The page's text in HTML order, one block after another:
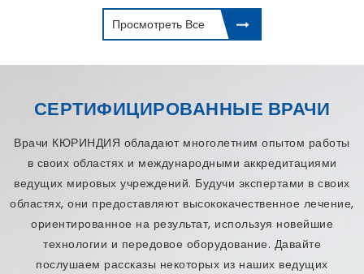
Просмотреть Все
СЕРТИФИЦИРОВАННЫЕ ВРАЧИ
Врачи КЮРИНДИЯ обладают многолетним опытом работы
в своих областях и международными аккредитациями
ведущих мировых учреждений. Будучи экспертами в своих
областях, они предоставляют высококачественное лечение,
ориентированное на результат, используя новейшие
технологии и передовое оборудование. Давайте
послушаем рассказы некоторых из наших ведущих